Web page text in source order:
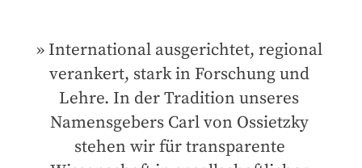
International ausgerichtet, regional
verankert, stark in Forschung und
Lehre. In der Tradition unseres
Namensgebers Carl von Ossietzky
stehen wir für transparente